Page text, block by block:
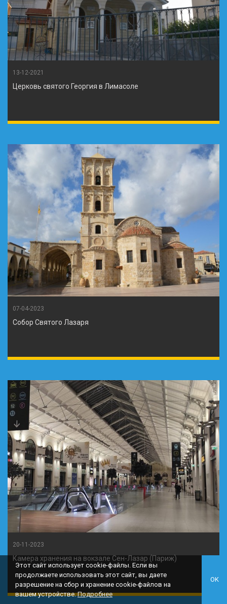
13-12-2021
Церковь святого Георгия в Лимасоле
07-04-2023
Собор Святого Лазаря
20-11-2023
Камера хранения на вокзале Сен-Лазар (Париж)
Этот сайт использует cookie-файлы. Если вы
продолжаете использовать этот сайт, вы даете
разрешение на сбор и хранение cookie-файлов на
вашем устройстве.Подробнее
OK